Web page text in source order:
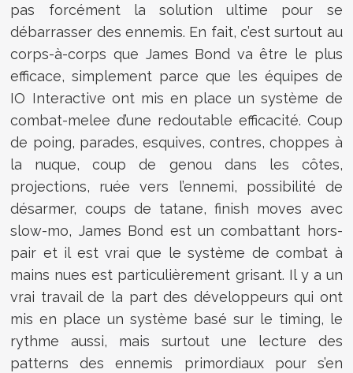
pas forcément la solution ultime pour se
débarrasser des ennemis. En fait, c’est surtout au
corps-à-corps que James Bond va être le plus
efficace, simplement parce que les équipes de
IO Interactive ont mis en place un système de
combat-melee d’une redoutable efficacité. Coup
de poing, parades, esquives, contres, choppes à
la nuque, coup de genou dans les côtes,
projections, ruée vers l’ennemi, possibilité de
désarmer, coups de tatane, finish moves avec
slow-mo, James Bond est un combattant hors-
pair et il est vrai que le système de combat à
mains nues est particulièrement grisant. Il y a un
vrai travail de la part des développeurs qui ont
mis en place un système basé sur le timing, le
rythme aussi, mais surtout une lecture des
patterns des ennemis primordiaux pour s’en